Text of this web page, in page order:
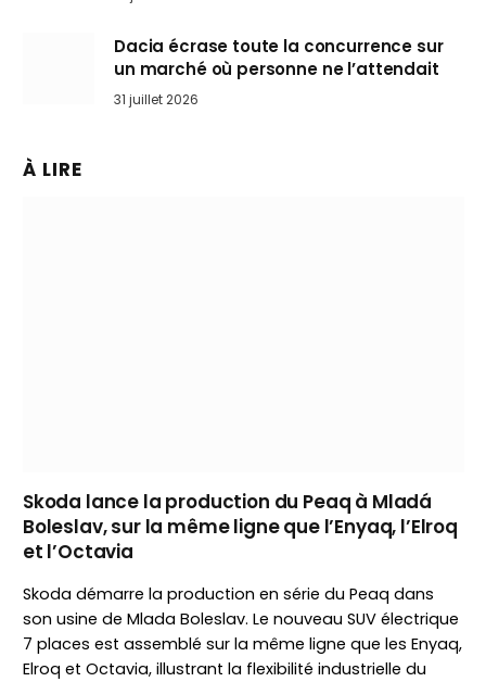
Dacia écrase toute la concurrence sur
un marché où personne ne l’attendait
31 juillet 2026
À LIRE
Skoda lance la production du Peaq à Mladá
Boleslav, sur la même ligne que l’Enyaq, l’Elroq
et l’Octavia
Skoda démarre la production en série du Peaq dans
son usine de Mlada Boleslav. Le nouveau SUV électrique
7 places est assemblé sur la même ligne que les Enyaq,
Elroq et Octavia, illustrant la flexibilité industrielle du